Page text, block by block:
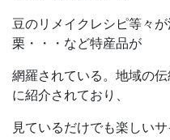
豆のリメイクレシピ等々が
栗・・・など特産品が
網羅されている。地域の
に紹介されており、
見ているだけでも楽しいサ